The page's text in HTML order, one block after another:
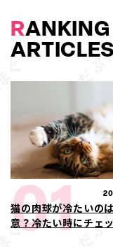
RANKING
ARTICLES
猫の肉球が冷たいの
意？冷たい時にチェ
01